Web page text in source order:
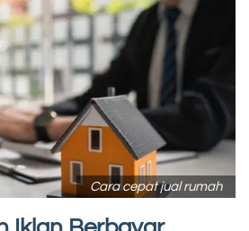
Cara cepat jual rumah